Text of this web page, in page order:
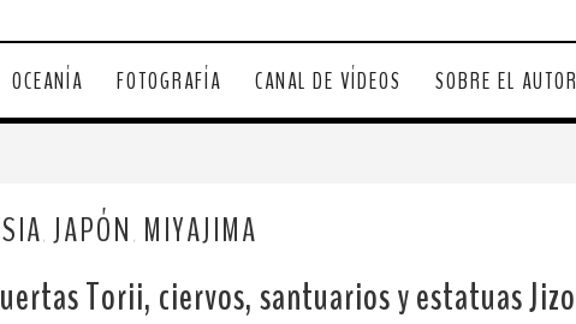
OCEANÍA FOTOGRAFÍA CANAL DE VÍDEOS SOBRE EL AUTOR
JAPÓN MIYAJIMA
Torii, ciervos, santuarios y estatuas Jizo